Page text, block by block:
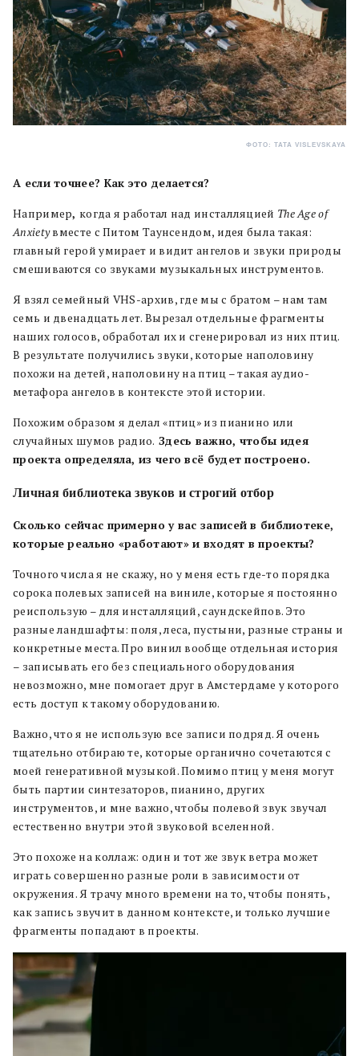
ФОТО: TATA VISLEVSKAYA
А если точнее? Как это делается?
Например, когда я работал над инсталляцией The Age of
Anxietyвместе с Питом Таунсендом, идея была такая:
главный герой умирает и видит ангелов и звуки природы
смешиваются со звуками музыкальных инструментов.
Я взял семейный VHS-архив, где мы с братом – нам там
семь и двенадцать лет. Вырезал отдельные фрагменты
наших голосов, обработал их и сгенерировал из них птиц.
В результате получились звуки, которые наполовину
похожи на детей, наполовину на птиц – такая аудио-
метафора ангелов в контексте этой истории.
Похожим образом я делал «птиц» из пианино или
случайных шумов радио. Здесь важно, чтобы идея
проекта определяла, из чего всё будет построено.
Личная библиотека звуков и строгий отбор
Сколько сейчас примерно у вас записей в библиотеке,
которые реально «работают» и входят в проекты?
Точного числа я не скажу, но у меня есть где-то порядка
сорока полевых записей на виниле, которые я постоянно
реиспользую – для инсталляций, саундскейпов. Это
разные ландшафты: поля, леса, пустыни, разные страны и
конкретные места. Про винил вообще отдельная история
– записывать его без специального оборудования
невозможно, мне помогает друг в Амстердаме у которого
есть доступ к такому оборудованию.
Важно, что я не использую все записи подряд. Я очень
тщательно отбираю те, которые органично сочетаются с
моей генеративной музыкой. Помимо птиц у меня могут
быть партии синтезаторов, пианино, других
инструментов, и мне важно, чтобы полевой звук звучал
естественно внутри этой звуковой вселенной.
Это похоже на коллаж: один и тот же звук ветра может
играть совершенно разные роли в зависимости от
окружения. Я трачу много времени на то, чтобы понять,
как запись звучит в данном контексте, и только лучшие
фрагменты попадают в проекты.